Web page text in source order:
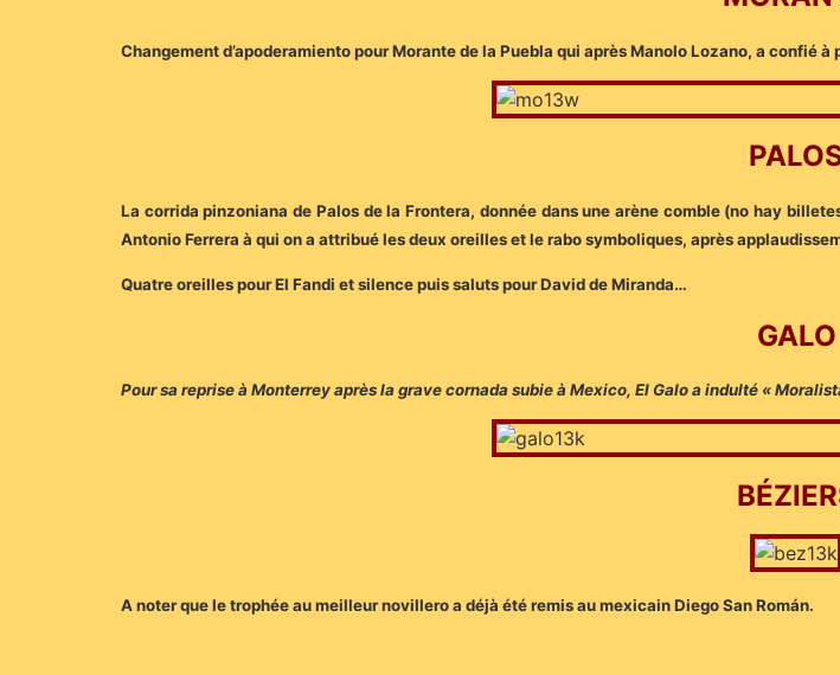
Changement d’apoderamiento pour Morante de la Puebla qui après Manolo Lozano, a confié
La corrida pinzoniana de Palos de la Frontera, donnée dans une arène comble (no hay
Antonio Ferrera à qui on a attribué les deux oreilles et le rabo symboliques, après
Quatre oreilles pour El Fandi et silence puis saluts pour David de Miranda…
GALO
Pour sa reprise à Monterrey après la grave cornada subie à Mexico, El Galo a indulté «
A noter que le trophée au meilleur novillero a déjà été remis au mexicain Diego San Román.